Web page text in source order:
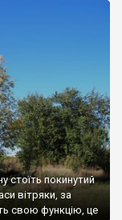
стоїть покинутий
вітряки, за
свою функцію, це